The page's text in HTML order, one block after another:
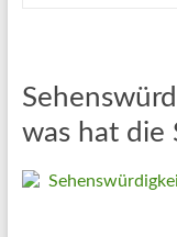
was hat die